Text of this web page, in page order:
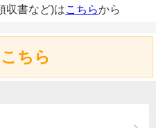
収書など)はこちらから
ちら